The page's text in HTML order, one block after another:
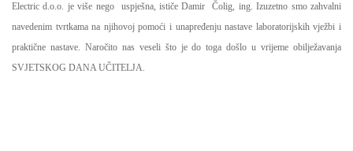
Electric d.o.o. je više nego uspješna, ističe Damir Čolig, ing. Izuzetno smo zahvalni
navedenim tvrtkama na njihovoj pomoći i unapređenju nastave laboratorijskih vježbi i
praktične nastave. Naročito nas veseli što je do toga došlo u vrijeme obilježavanja
SVJETSKOG DANA UČITELJA.